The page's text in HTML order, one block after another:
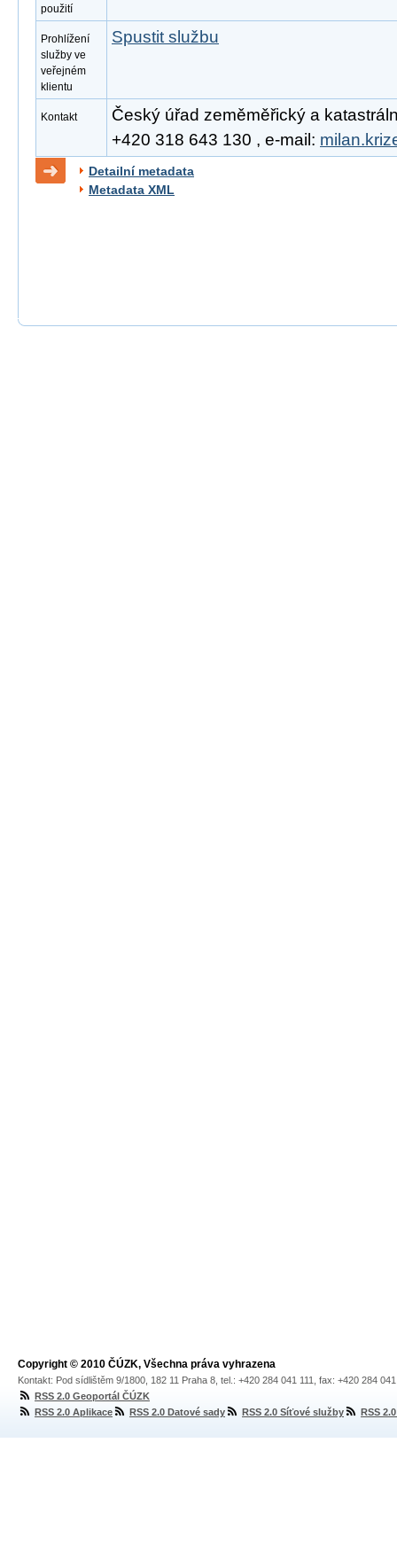
použití
Prohlížení
služby ve
veřejném
klientu
Spustit službu
Kontakt
Český úřad zeměměřický a
+420 318 643 130 , e-mail:
Detailní metadata
Metadata XML
Copyright © 2010 ČÚZK, Všechna práva vyhrazena
Kontakt: Pod sídlištěm 9/1800, 182 11 Praha 8, tel.: +420 284 041 111, fax: +420 284
RSS 2.0 Geoportál ČÚZK
RSS 2.0 Aplikace
RSS 2.0 Datové sady RSS 2.0 Síťové služby RSS